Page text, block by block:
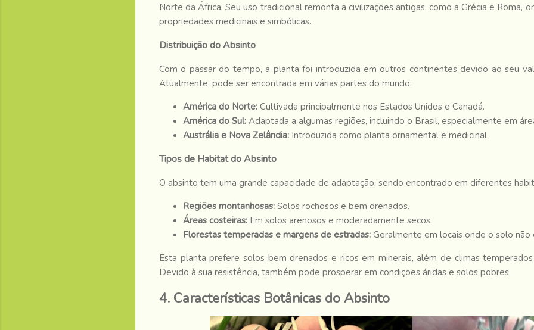
Norte da África. Seu uso tradicional remonta a civilizações antigas, como a Grécia e Roma,
propriedades medicinais e simbólicas.
Distribuição do Absinto
Com o passar do tempo, a planta foi introduzida em outros continentes devido ao seu
Atualmente, pode ser encontrada em várias partes do mundo:
América do Norte: Cultivada principalmente nos Estados Unidos e Canadá.
América do Sul: Adaptada a algumas regiões, incluindo o Brasil, especialmente em
Austrália e Nova Zelândia: Introduzida como planta ornamental e medicinal.
Tipos de Habitat do Absinto
O absinto tem uma grande capacidade de adaptação, sendo encontrado em diferentes
Regiões montanhosas: Solos rochosos e bem drenados.
Áreas costeiras: Em solos arenosos e moderadamente secos.
Florestas temperadas e margens de estradas: Geralmente em locais onde o solo
Esta planta prefere solos bem drenados e ricos em minerais, além de climas
Devido à sua resistência, também pode prosperar em condições áridas e solos pobres.
4. Características Botânicas do Absinto